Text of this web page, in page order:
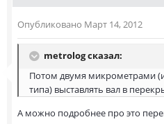
Опубликовано Март 14, 2012
metrolog сказал:
Потом двумя микрометрами
типа) выставлять вал в
А можно подробнее про это